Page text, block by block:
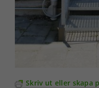
Skriv ut eller skapa